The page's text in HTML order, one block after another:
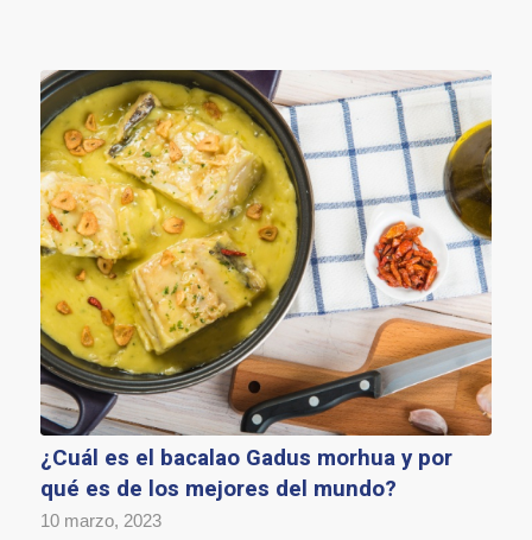
¿Cuál es el bacalao Gadus morhua y por
qué es de los mejores del mundo?
10 marzo, 2023